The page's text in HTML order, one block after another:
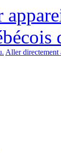
Aller directement